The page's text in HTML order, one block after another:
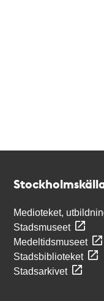
Medioteket,
Stadsmuseet
Medeltidsmuseet
Stadsbiblioteket
Stadsarkivet